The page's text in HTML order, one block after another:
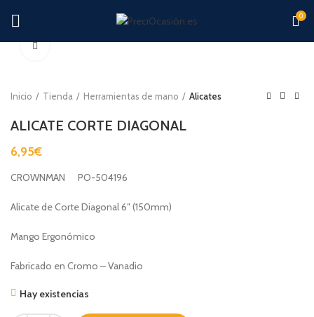
0
Inicio Tienda Herramientas de mano Alicates
ALICATE CORTE DIAGONAL
6,95€
CROWNMAN PO-504196
Alicate de Corte Diagonal 6″ (150mm)
Mango Ergonómico
Fabricado en Cromo – Vanadio
Hay existencias